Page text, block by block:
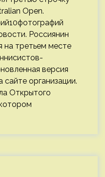
Open.
Россиянин
на третьем месте
версия
организации.
Открытого